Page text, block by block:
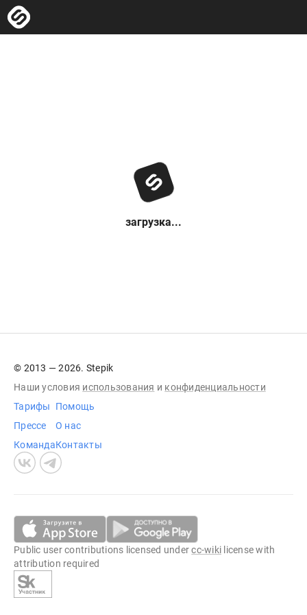
загрузка...
© 2013 — 2026. Stepik
Наши условия использования и конфиденциальности
Тарифы
Прессе
Команда
Помощь
О нас
Контакты
Public user contributions licensed undercc-wiki license with
attribution required